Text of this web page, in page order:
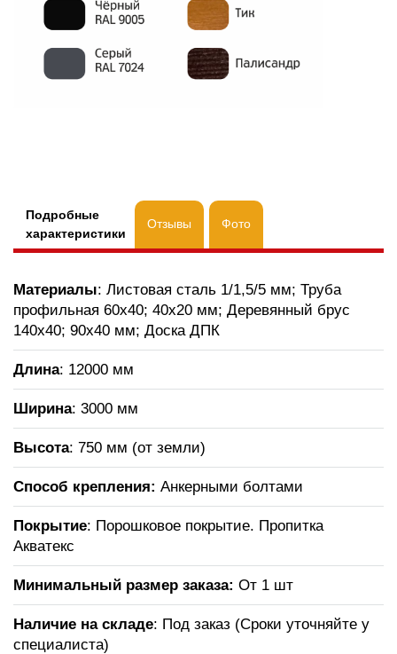
Подробные
характеристики
Отзывы Фото
Материалы: Листовая сталь 1/1,5/5 мм; Труба
профильная 60х40; 40х20 мм; Деревянный брус
140х40; 90х40 мм; Доска ДПК
Длина: 12000 мм
Ширина: 3000 мм
Высота: 750 мм (от земли)
Способ крепления: Анкерными болтами
Покрытие: Порошковое покрытие. Пропитка
Акватекс
Минимальный размер заказа: От 1 шт
Наличие на складе: Под заказ (Сроки уточняйте у
специалиста)